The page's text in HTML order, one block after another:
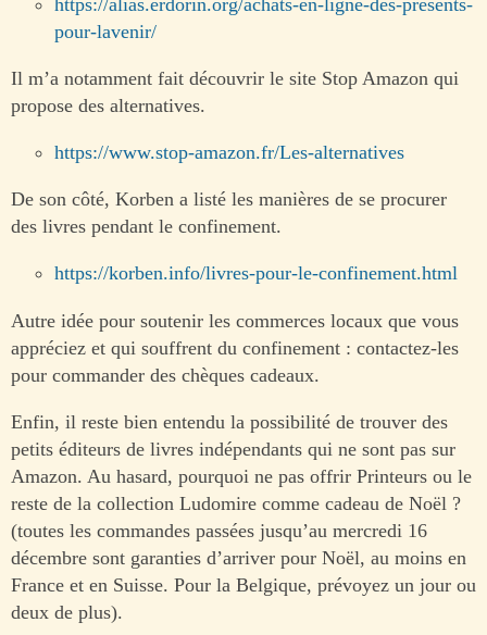
https://alias.erdorin.org/achats-en-ligne-des-presents-
pour-lavenir/
Il m’a notamment fait découvrir le site Stop Amazon qui
propose des alternatives.
https://www.stop-amazon.fr/Les-alternatives
De son côté, Korben a listé les manières de se procurer
des livres pendant le confinement.
https://korben.info/livres-pour-le-confinement.html
Autre idée pour soutenir les commerces locaux que vous
appréciez et qui souffrent du confinement : contactez-les
pour commander des chèques cadeaux.
Enfin, il reste bien entendu la possibilité de trouver des
petits éditeurs de livres indépendants qui ne sont pas sur
Amazon. Au hasard, pourquoi ne pas offrir Printeurs ou le
reste de la collection Ludomire comme cadeau de Noël ?
(toutes les commandes passées jusqu’au mercredi 16
décembre sont garanties d’arriver pour Noël, au moins en
France et en Suisse. Pour la Belgique, prévoyez un jour ou
deux de plus).